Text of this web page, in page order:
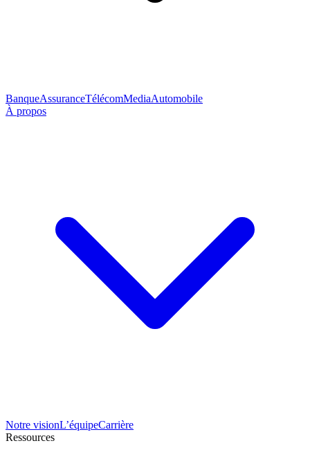
BanqueAssuranceTélécomMediaAutomobile
À propos
Notre visionL’équipeCarrière
Ressources